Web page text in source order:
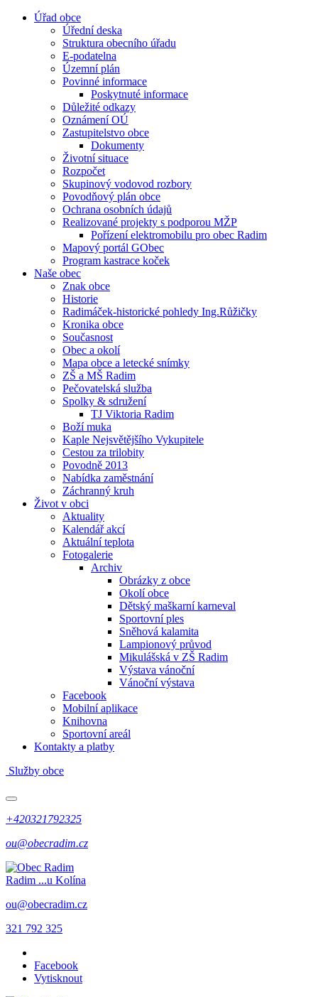
Úřad obce
Úřední deska
Struktura obecního úřadu
E-podatelna
Územní plán
Povinné informace
Poskytnuté informace
Důležité odkazy
Oznámení OÚ
Zastupitelstvo obce
Dokumenty
Životní situace
Rozpočet
Skupinový vodovod rozbory
Povodňový plán obce
Ochrana osobních údajů
Realizované projekty s podporou MŽP
Pořízení elektromobilu pro obec Radim
Mapový portál GObec
Program kastrace koček
Naše obec
Znak obce
Historie
Radimáček-historické pohledy Ing.Růžičky
Kronika obce
Současnost
Obec a okolí
Mapa obce a letecké snímky
ZŠ a MŠ Radim
Pečovatelská služba
Spolky & sdružení
TJ Viktoria Radim
Boží muka
Kaple Nejsvětějšího Vykupitele
Cestou za trilobity
Povodně 2013
Nabídka zaměstnání
Záchranný kruh
Život v obci
Aktuality
Kalendář akcí
Aktuální teplota
Fotogalerie
Archiv
Obrázky z obce
Okolí obce
Dětský maškarní karneval
Sportovní ples
Sněhová kalamita
Lampionový průvod
Mikulášská v ZŠ Radim
Výstava vánoční
Vánoční výstava
Facebook
Mobilní aplikace
Knihovna
Sportovní areál
Kontakty a platby
Služby obce
+420321792325
ou@obecradim.cz
Radim ...u Kolína
ou@obecradim.cz
321 792 325
Facebook
Vytisknout